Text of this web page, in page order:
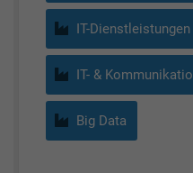
IT-Dienstleistungen
IT- &
Big Data